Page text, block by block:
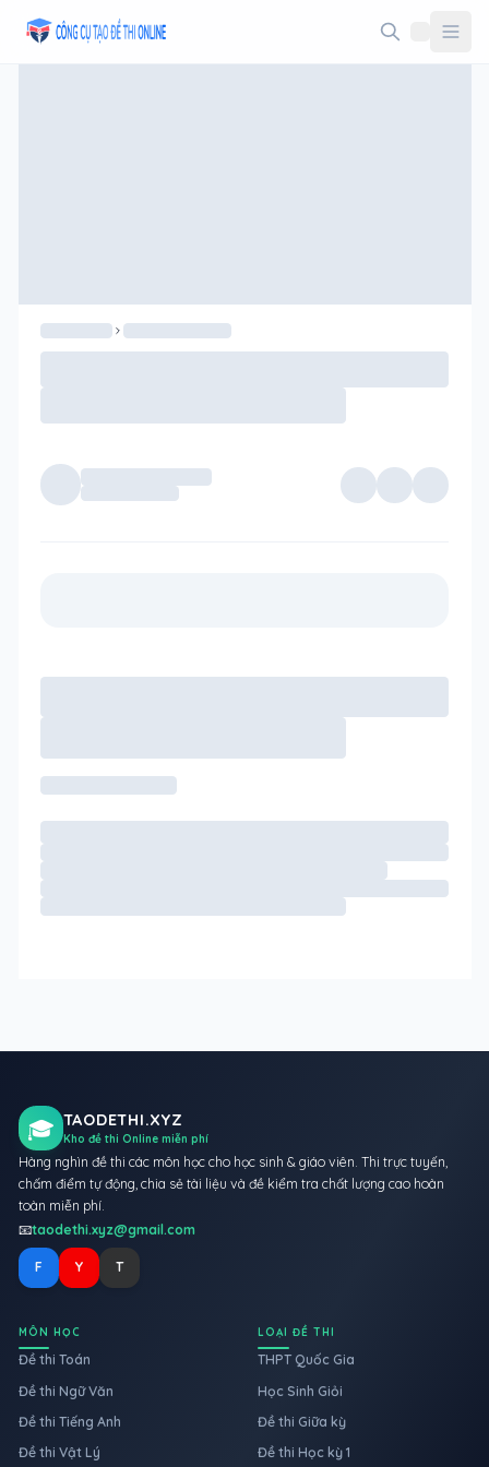
🎓 TAODETHI.XYZ
Kho đề thi Online miễn phí
Hàng nghìn đề thi các môn học cho học sinh & giáo viên. Thi trực tuyến,
chấm điểm tự động, chia sẻ tài liệu và đề kiểm tra chất lượng cao hoàn
toàn miễn phí.
📧taodethi.xyz@gmail.com
F Y T
MÔN HỌC
Đề thi Toán
Đề thi Ngữ Văn
Đề thi Tiếng Anh
Đề thi Vật Lý
LOẠI ĐỀ THI
THPT Quốc Gia
Học Sinh Giỏi
Đề thi Giữa kỳ
Đề thi Học kỳ 1